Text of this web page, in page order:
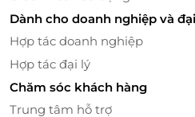
Dành cho doanh nghiệp và
Hợp tác doanh nghiệp
Hợp tác đại lý
Chăm sóc khách hàng
Trung tâm hỗ trợ